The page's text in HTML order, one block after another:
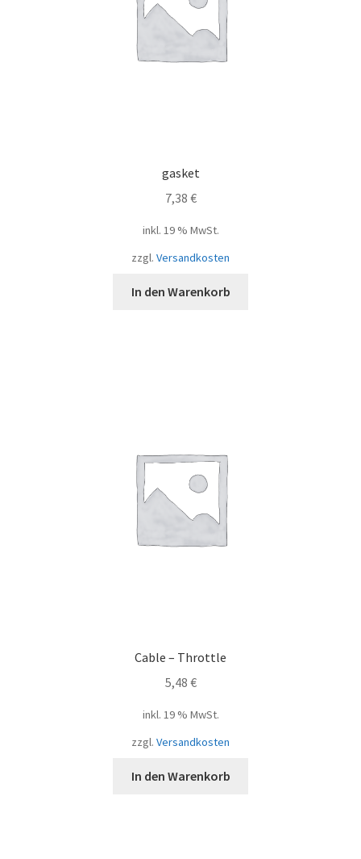
gasket
7,38 €
inkl. 19 % MwSt.
zzgl. Versandkosten
In den Warenkorb
Cable – Throttle
5,48 €
inkl. 19 % MwSt.
zzgl. Versandkosten
In den Warenkorb